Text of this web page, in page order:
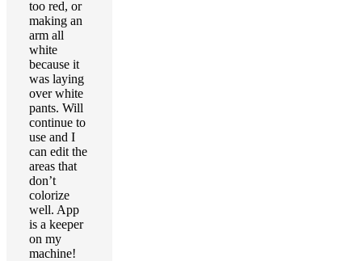
too red, or
making an
arm all
white
because it
was laying
over white
pants. Will
continue to
use and I
can edit the
areas that
don’t
colorize
well. App
is a keeper
on my
machine!